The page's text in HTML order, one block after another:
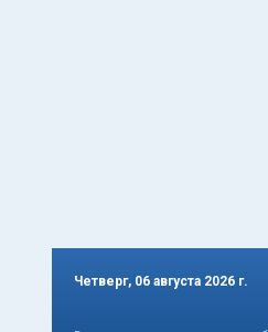
Четверг, 06 августа 2026 г.